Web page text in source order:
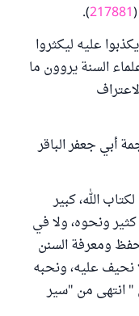
217881
).
عليه ليكثروا
السنة يروون ما
أبي جعفر الباقر
الله، كبير
كثير ونحوه، ولا في
ومعرفة السنن
نحيف عليه، ‌ونحبه
" انتهى من "سير